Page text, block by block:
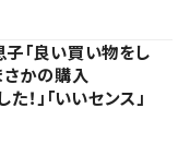
「良い買い物をし
さかの購入
」「いいセンス」